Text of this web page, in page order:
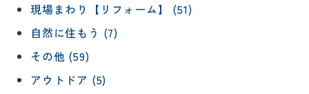
現場まわり【リフォーム】 (51)
自然に住もう (7)
その他 (59)
アウトドア (5)